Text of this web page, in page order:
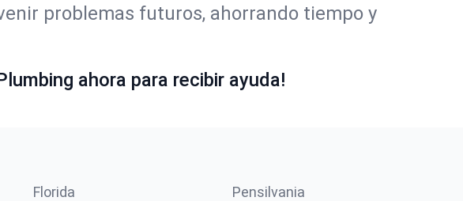
problemas futuros, ahorrando tiempo y
ahora para recibir ayuda!
Florida Pensilvania